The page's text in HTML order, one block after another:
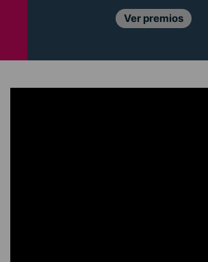
Ver premios